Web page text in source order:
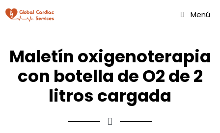
Menú
Maletín oxigenoterapia
con botella de O2 de 2
litros cargada